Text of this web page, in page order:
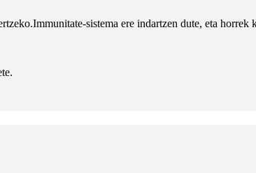
sistema ere indartzen dute, eta horrek